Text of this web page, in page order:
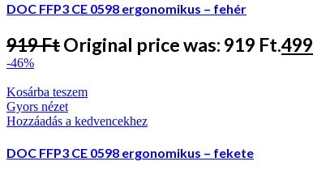
DOC FFP3 CE 0598 ergonomikus – fehér
919FtOriginal price was: 919 Ft.499
-46%
Kosárba teszem
Gyors nézet
Hozzáadás a kedvencekhez
DOC FFP3 CE 0598 ergonomikus – fekete